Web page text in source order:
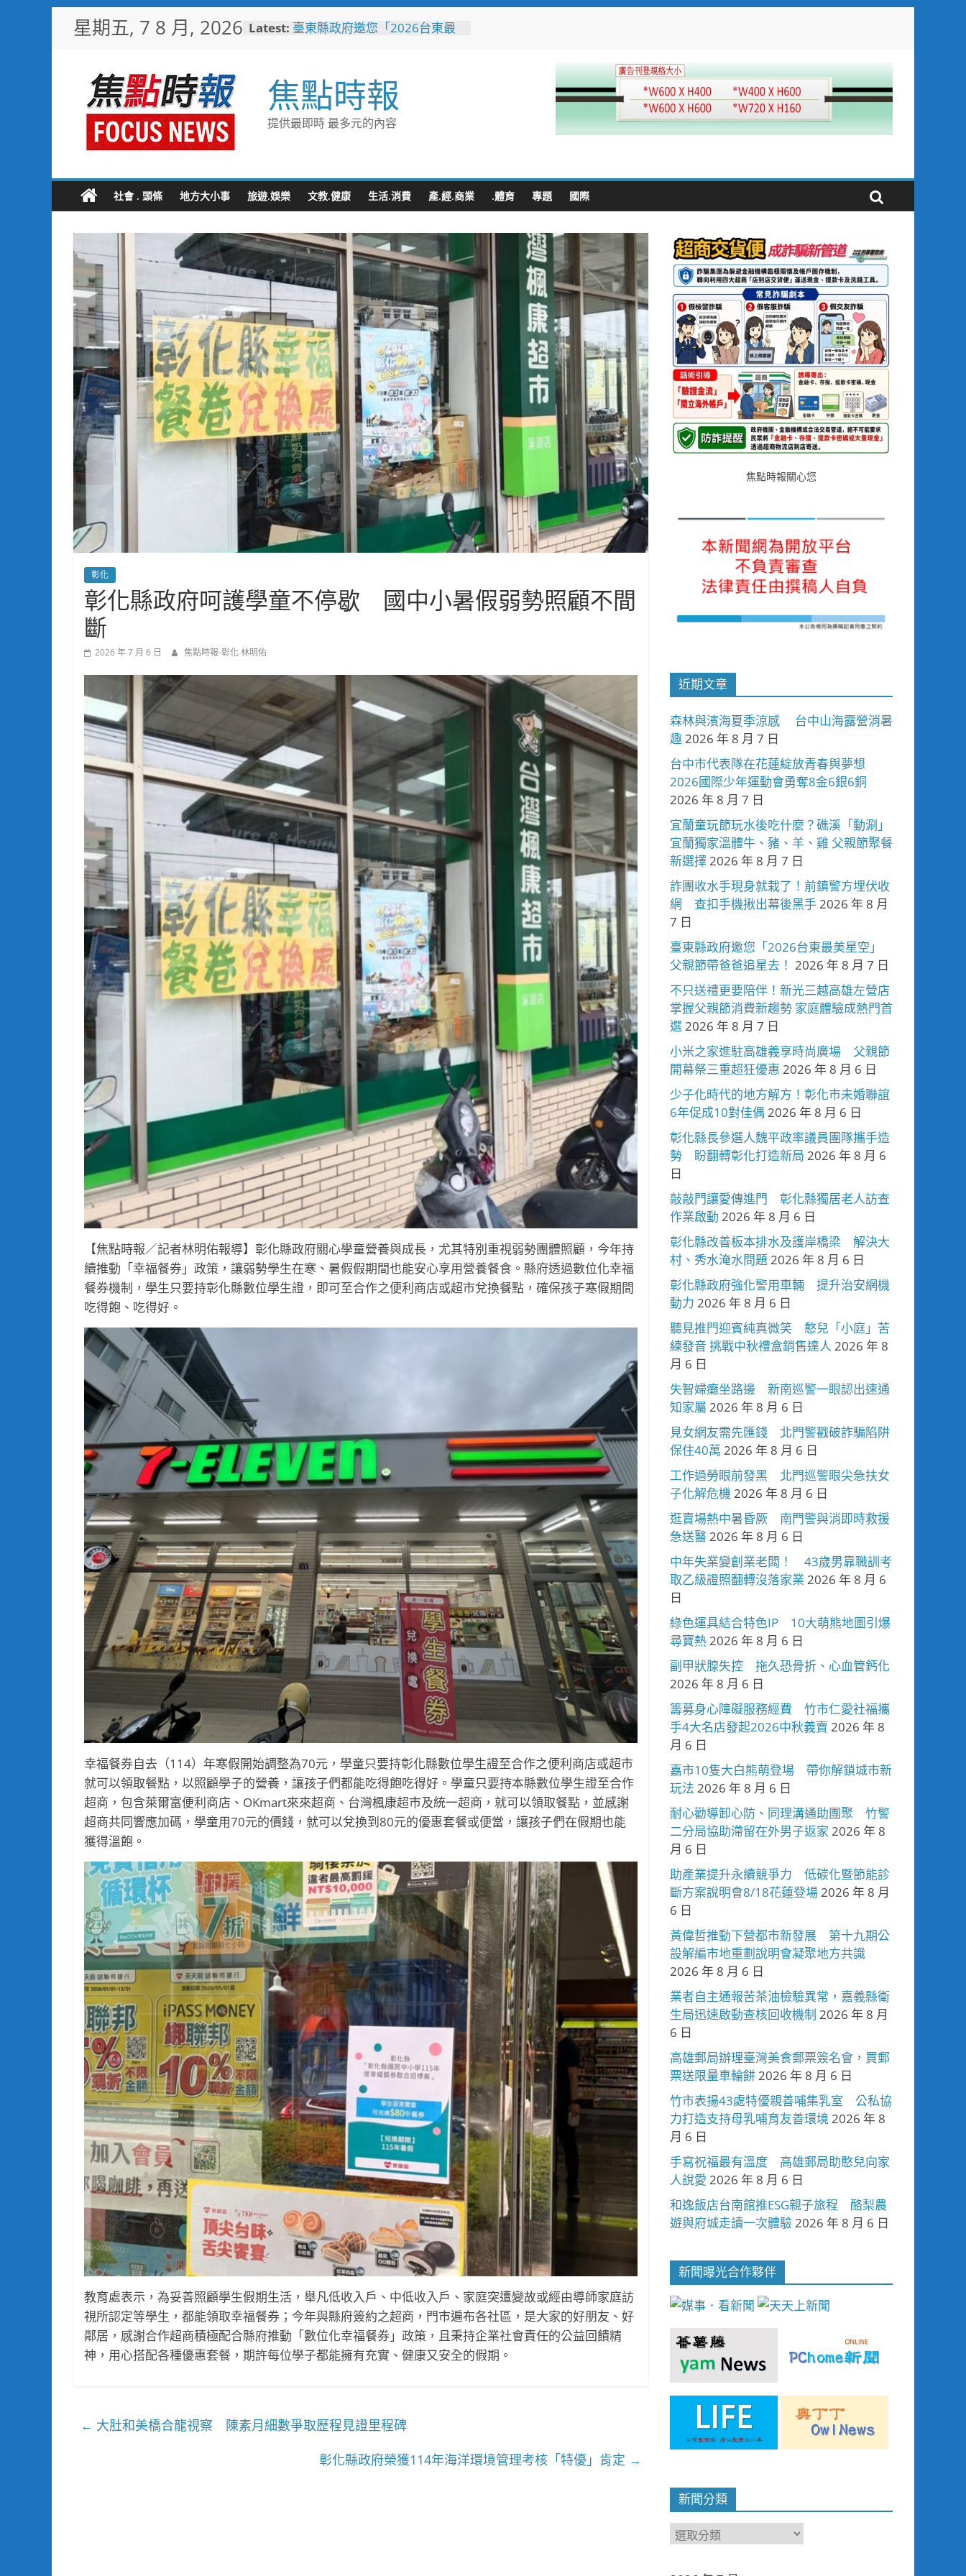
星期五, 7 8 月, 2026 Latest: 臺東縣政府邀您「2026台東最
台中市代表隊在花蓮綻放青春與
夢想 2026國際少年運動會勇奪
8金6銀6銅
宜蘭童玩節玩水後吃什麼？礁溪
方埋伏收網 查扣手機揪出幕後
黑手
焦點時報
提供最即時 最多元的內容
社會 . 頭條 地方大小事 旅遊.娛樂 文教.健康 生活.消費 產.經.商業 .體育 專題 國際
彰化
彰化縣政府呵護學童不停歇 國中小暑假弱勢照顧不間
斷
2026 年 7 月 6 日 焦點時報-彰化 林明佑
【焦點時報／記者林明佑報導】彰化縣政府關心學童營養與成長，尤其特別重視弱勢團體照顧，今年持
續推動「幸福餐券」政策，讓弱勢學生在寒、暑假假期間也能安心享用營養餐食。縣府透過數位化幸福
餐券機制，學生只要持彰化縣數位學生證，即可至合作之便利商店或超市兌換餐點，確保孩子寒假期間
吃得飽、吃得好。
幸福餐券自去（114）年寒假開始調整為70元，學童只要持彰化縣數位學生證至合作之便利商店或超市
就可以領取餐點，以照顧學子的營養，讓孩子們都能吃得飽吃得好。學童只要持本縣數位學生證至合作
超商，包含萊爾富便利商店、OKmart來來超商、台灣楓康超市及統一超商，就可以領取餐點，並感謝
超商共同響應加碼，學童用70元的價錢，就可以兌換到80元的優惠套餐或便當，讓孩子們在假期也能
獲得溫飽。
教育處表示，為妥善照顧學生假期生活，舉凡低收入戶、中低收入戶、家庭突遭變故或經由導師家庭訪
視所認定等學生，都能領取幸福餐券；今年與縣府簽約之超商，門市遍布各社區，是大家的好朋友、好
鄰居，感謝合作超商積極配合縣府推動「數位化幸福餐券」政策，且秉持企業社會責任的公益回饋精
神，用心搭配各種優惠套餐，期許每位學子都能擁有充實、健康又安全的假期。
← 大肚和美橋合龍視察 陳素月細數爭取歷程見證里程碑
彰化縣政府榮獲114年海洋環境管理考核「特優」肯定 →
焦點時報關心您
近期文章
森林與濱海夏季涼感 台中山海露營消暑
趣2026 年 8 月 7 日
台中市代表隊在花蓮綻放青春與夢想
2026國際少年運動會勇奪8金6銀6銅
2026 年 8 月 7 日
宜蘭童玩節玩水後吃什麼？礁溪「動涮」
宜蘭獨家溫體牛、豬、羊、雞 父親節聚餐
新選擇2026 年 8 月 7 日
詐團收水手現身就栽了！前鎮警方埋伏收
網 查扣手機揪出幕後黑手2026 年 8 月
7 日
臺東縣政府邀您「2026台東最美星空」
父親節帶爸爸追星去！ 2026 年 8 月 7 日
不只送禮更要陪伴！新光三越高雄左營店
掌握父親節消費新趨勢 家庭體驗成熱門首
選2026 年 8 月 7 日
小米之家進駐高雄義享時尚廣場 父親節
開幕祭三重超狂優惠 2026 年 8 月 6 日
少子化時代的地方解方！彰化市未婚聯誼
6年促成10對佳偶 2026 年 8 月 6 日
彰化縣長參選人魏平政率議員團隊攜手造
勢 盼翻轉彰化打造新局 2026 年 8 月 6
日
敲敲門讓愛傳進門 彰化縣獨居老人訪查
作業啟動 2026 年 8 月 6 日
彰化縣改善板本排水及護岸橋梁 解決大
村、秀水淹水問題 2026 年 8 月 6 日
彰化縣政府強化警用車輛 提升治安網機
動力 2026 年 8 月 6 日
聽見推門迎賓純真微笑 憨兒「小庭」苦
練發音 挑戰中秋禮盒銷售達人 2026 年 8
月 6 日
失智婦癱坐路邊 新南巡警一眼認出速通
知家屬 2026 年 8 月 6 日
見女網友需先匯錢 北門警戳破詐騙陷阱
保住40萬 2026 年 8 月 6 日
工作過勞眼前發黑 北門巡警眼尖急扶女
子化解危機2026 年 8 月 6 日
逛賣場熱中暑昏厥 南門警與消即時救援
急送醫2026 年 8 月 6 日
中年失業變創業老闆！ 43歲男靠職訓考
取乙級證照翻轉沒落家業 2026 年 8 月 6
日
綠色運具結合特色IP 10大萌熊地圖引爆
尋寶熱2026 年 8 月 6 日
副甲狀腺失控 拖久恐骨折、心血管鈣化
2026 年 8 月 6 日
籌募身心障礙服務經費 竹市仁愛社福攜
手4大名店發起2026中秋義賣 2026 年 8
月 6 日
嘉市10隻大白熊萌登場 帶你解鎖城市新
玩法 2026 年 8 月 6 日
耐心勸導卸心防、同理溝通助團聚 竹警
二分局協助滯留在外男子返家 2026 年 8
月 6 日
助產業提升永續競爭力 低碳化暨節能診
斷方案說明會8/18花蓮登場2026 年 8 月
6 日
黃偉哲推動下營都市新發展 第十九期公
設解編市地重劃說明會凝聚地方共識
2026 年 8 月 6 日
業者自主通報苦茶油檢驗異常，嘉義縣衛
生局迅速啟動查核回收機制 2026 年 8 月
6 日
高雄郵局辦理臺灣美食郵票簽名會，買郵
票送限量車輪餅2026 年 8 月 6 日
竹市表揚43處特優親善哺集乳室 公私協
力打造支持母乳哺育友善環境2026 年 8
月 6 日
手寫祝福最有溫度 高雄郵局助憨兒向家
人說愛 2026 年 8 月 6 日
和逸飯店台南館推ESG親子旅程 酪梨農
遊與府城走讀一次體驗2026 年 8 月 6 日
新聞曝光合作夥伴
新聞分類
新